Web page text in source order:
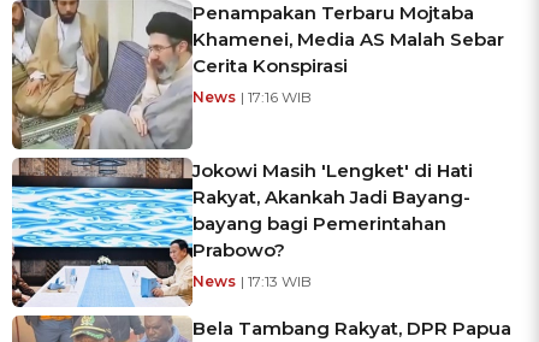
Penampakan Terbaru Mojtaba
Khamenei, Media AS Malah Sebar
Cerita Konspirasi
News | 17:16 WIB
Jokowi Masih 'Lengket' di Hati
Rakyat, Akankah Jadi Bayang-
bayang bagi Pemerintahan
Prabowo?
News | 17:13 WIB
Bela Tambang Rakyat, DPR Papua